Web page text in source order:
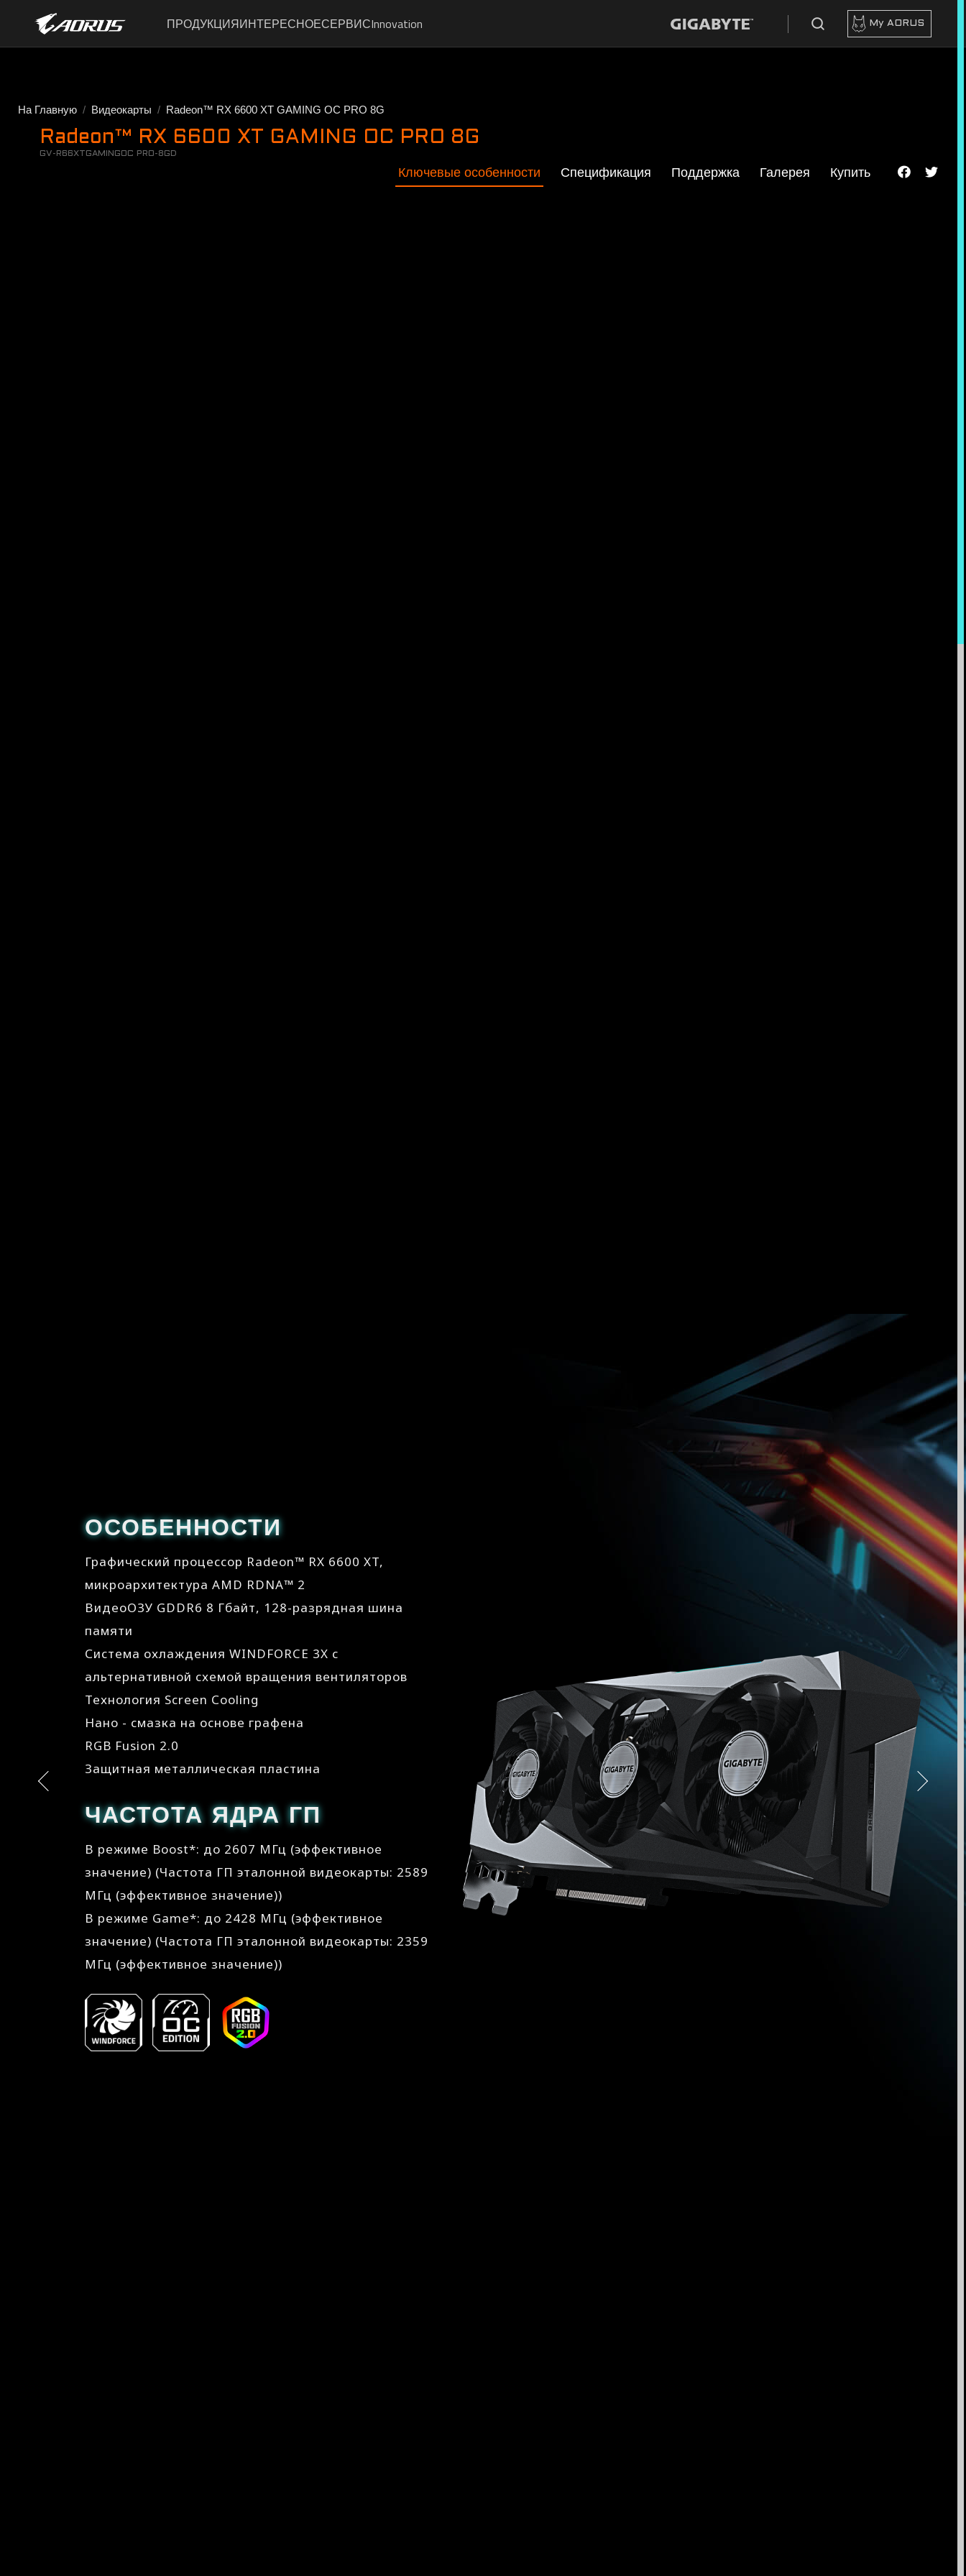
ПРОДУКЦИЯИНТЕРЕСНОЕСЕРВИСInnovation My AORUS
На Главную Видеокарты Radeon™ RX 6600 XT GAMING OC PRO 8G
Radeon™ RX 6600 XT GAMING OC PRO 8G
GV-R66XTGAMINGOC PRO-8GD
Ключевые особенности Спецификация Поддержка Галерея Купить
ОСОБЕННОСТИ
Графический процессор Radeon™ RX 6600 XT,
микроархитектура AMD RDNA™ 2
ВидеоОЗУ GDDR6 8 Гбайт, 128-разрядная шина
памяти
Система охлаждения WINDFORCE 3X с
альтернативной схемой вращения вентиляторов
Технология Screen Сooling
Нано - смазка на основе графена
RGB Fusion 2.0
Защитная металлическая пластина
ЧАСТОТА ЯДРА ГП
В режиме Boost*: до 2607 МГц (эффективное
значение) (Частота ГП эталонной видеокарты: 2589
МГц (эффективное значение))
В режиме Game*: до 2428 МГц (эффективное
значение) (Частота ГП эталонной видеокарты: 2359
МГц (эффективное значение))